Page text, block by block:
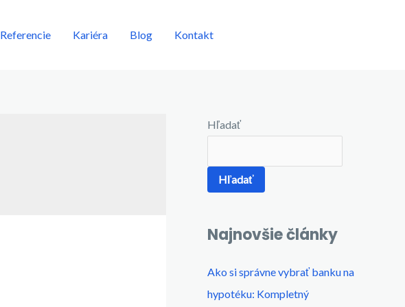
Referencie Kariéra Blog Kontakt
Hľadať
Hľadať
Najnovšie články
Ako si správne vybrať banku na
hypotéku: Kompletný